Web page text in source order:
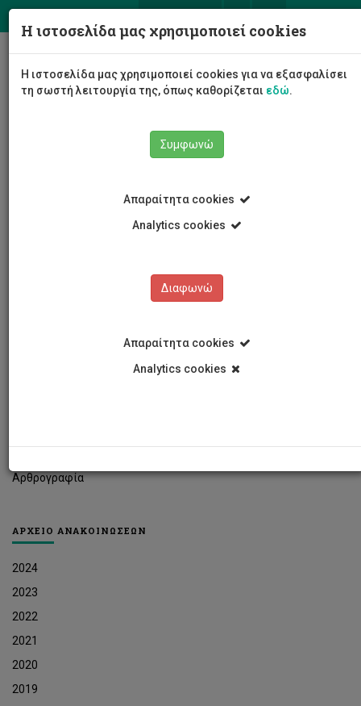
Αρθρογραφία
ΑΡΧΕΙΟ ΑΝΑΚΟΙΝΩΣΕΩΝ
2024
2023
2022
2021
2020
2019
Η ιστοσελίδα μας χρησιμοποιεί cookies
Η ιστοσελίδα μας χρησιμοποιεί cookies για να εξασφαλίσει
τη σωστή λειτουργία της, όπως καθορίζεται εδώ.
Συμφωνώ
Απαραίτητα cookies
Analytics cookies
Διαφωνώ
Απαραίτητα cookies
Analytics cookies